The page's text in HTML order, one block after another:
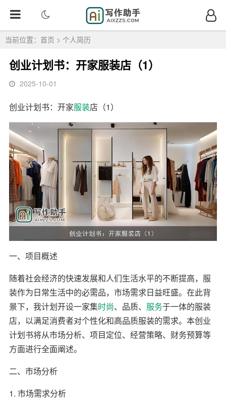
当前位置： 首页 > 个人简历
创业计划书：开家服装店（1）
2025-10-01
创业计划书：开家服装店（1）
一、项目概述
随着社会经济的快速发展和人们生活水平的不断提高，服
装作为日常生活中的必需品，市场需求日益旺盛。在此背
景下，我计划开设一家集时尚、品质、 服务于一体的服装
店，以满足消费者对个性化和高品质服装的需求。本创业
计划书将从市场分析、项目定位、经营策略、财务预算等
方面进行全面阐述。
二、市场分析
1. 市场需求分析